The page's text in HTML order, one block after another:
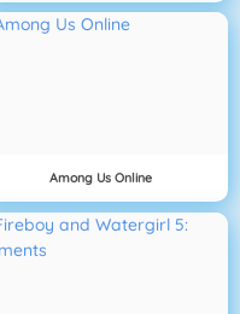
Among Us Online